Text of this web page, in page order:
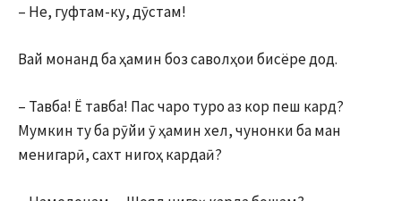
– Не, гуфтам-ку, дӯстам!
Вай монанд ба ҳамин боз саволҳои бисёре дод.
– Тавба! Ё тавба! Пас чаро туро аз кор пеш кард?
Мумкин ту ба рӯйи ӯ ҳамин хел, чунонки ба ман
менигарӣ, сахт нигоҳ кардаӣ?